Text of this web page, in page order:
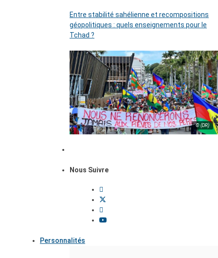
Entre stabilité sahélienne et recompositions
géopolitiques : quels enseignements pour le
Tchad ?
© (DR)
Nous Suivre
Personnalités